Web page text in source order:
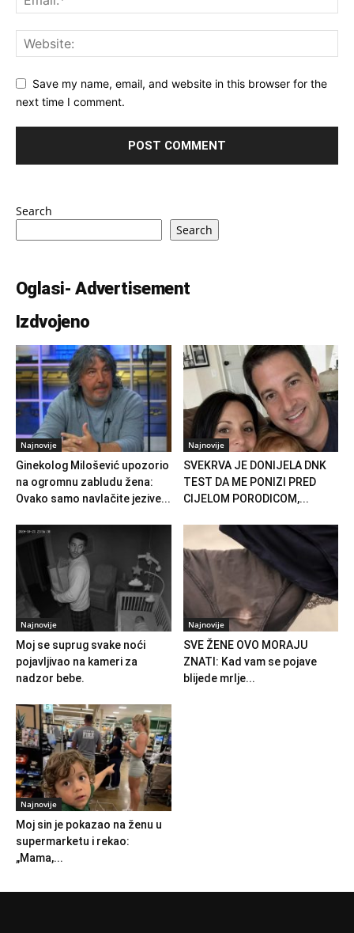
Save my name, email, and website in this browser for the
next time I comment.
Search
Search
Oglasi- Advertisement
Izdvojeno
Najnovije
Ginekolog Milošević upozorio
na ogromnu zabludu žena:
Ovako samo navlačite jezive...
Najnovije
SVEKRVA JE DONIJELA DNK
TEST DA ME PONIZI PRED
CIJELOM PORODICOM,...
Najnovije
Moj se suprug svake noći
pojavljivao na kameri za
nadzor bebe.
Najnovije
SVE ŽENE OVO MORAJU
ZNATI: Kad vam se pojave
blijede mrlje...
Najnovije
Moj sin je pokazao na ženu u
supermarketu i rekao:
„Mama,...